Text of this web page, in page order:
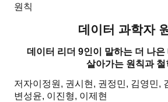
원칙
데이터 과학자
데이터 리더 9인이 말하는 더 나은
살아가는 원칙과 철
저자이정원, 권시현, 권정민, 김영민,
변성윤, 이진형, 이제현